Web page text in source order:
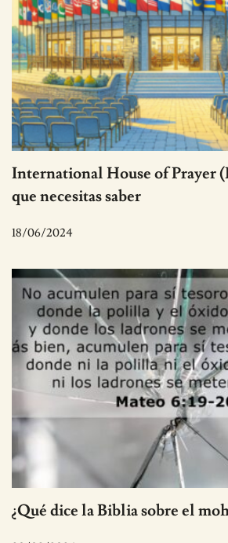
International House of Prayer
que necesitas saber
18/06/2024
¿Qué dice la Biblia sobre el